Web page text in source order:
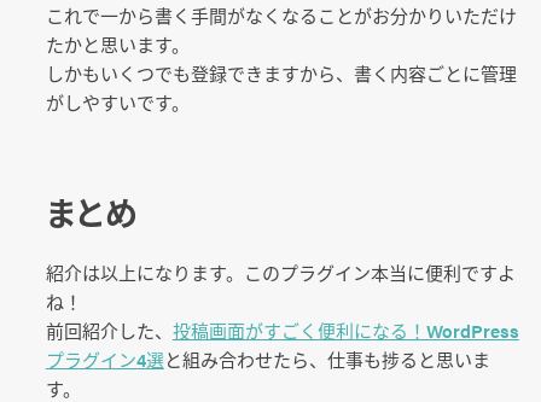
これで一から書く手間がなくなることがお分かりいただけ
たかと思います。
しかもいくつでも登録できますから、書く内容ごとに管理
がしやすいです。
まとめ
紹介は以上になります。このプラグイン本当に便利ですよ
ね！
前回紹介した、 投稿画面がすごく便利になる！WordPress
プラグイン4選と組み合わせたら、仕事も捗ると思いま
す。